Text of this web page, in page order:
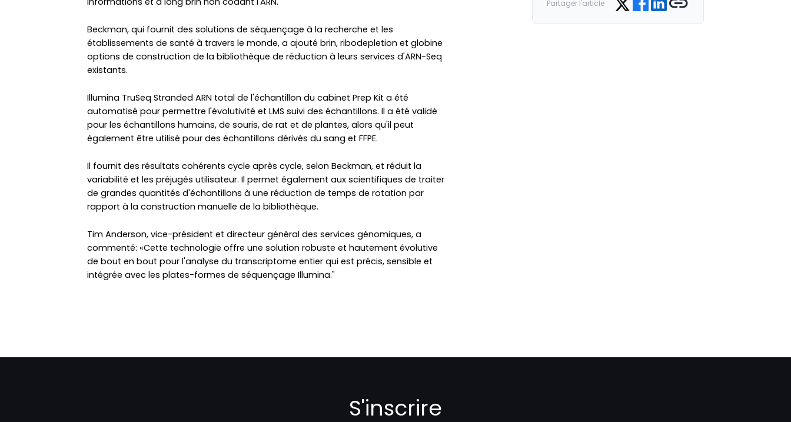
Beckman, qui fournit des solutions de séquençage à la recherche et les
établissements de santé à travers le monde, a ajouté brin, ribodepletion et globine
options de construction de la bibliothèque de réduction à leurs services d'ARN-Seq
existants.
Illumina TruSeq Stranded ARN total de l'échantillon du cabinet Prep Kit a été
automatisé pour permettre l'évolutivité et LMS suivi des échantillons. Il a été validé
pour les échantillons humains, de souris, de rat et de plantes, alors qu'il peut
également être utilisé pour des échantillons dérivés du sang et FFPE.
Il fournit des résultats cohérents cycle après cycle, selon Beckman, et réduit la
variabilité et les préjugés utilisateur. Il permet également aux scientifiques de traiter
de grandes quantités d'échantillons à une réduction de temps de rotation par
rapport à la construction manuelle de la bibliothèque.
Tim Anderson, vice-président et directeur général des services génomiques, a
commenté: «Cette technologie offre une solution robuste et hautement évolutive
de bout en bout pour l'analyse du transcriptome entier qui est précis, sensible et
intégrée avec les plates-formes de séquençage Illumina."
Partager l'article
S'inscrire